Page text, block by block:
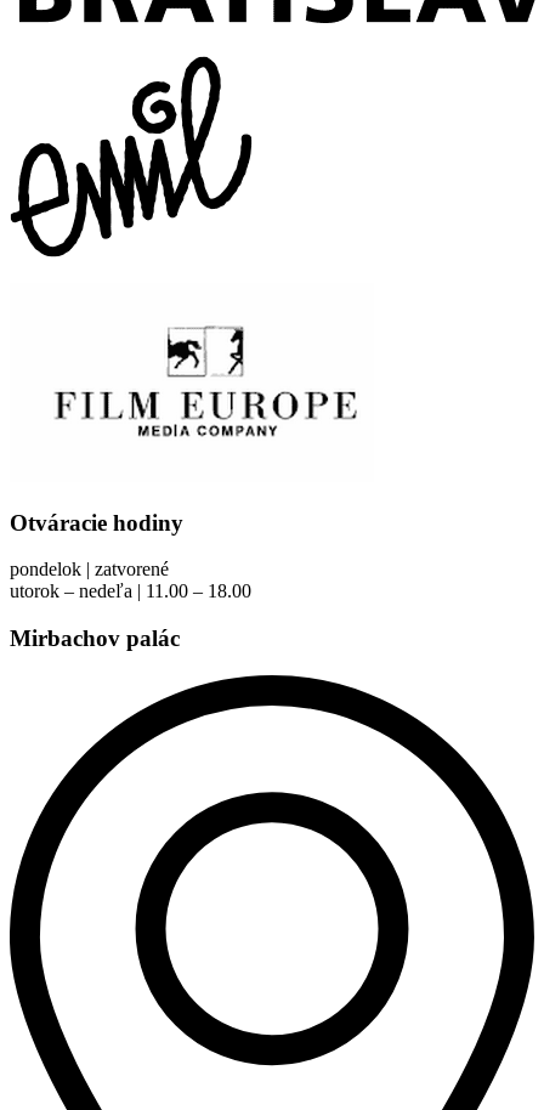
Otváracie hodiny
pondelok | zatvorené
utorok – nedeľa | 11.00 – 18.00
Mirbachov palác